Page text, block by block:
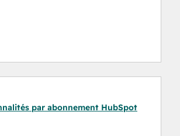
par abonnement HubSpot